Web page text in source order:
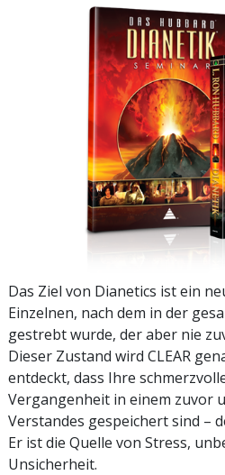
Das Ziel von Dianetics ist ein
Einzelnen, nach dem in der
gestrebt wurde, der aber nie
Dieser Zustand wird CLEAR
entdeckt, dass Ihre
Vergangenheit in einem zuvor
Verstandes gespeichert sind –
Er ist die Quelle von Stress,
Unsicherheit.